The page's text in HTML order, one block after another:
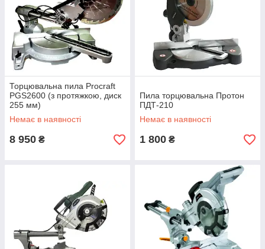
Торцювальна пила Procraft
PGS2600 (з протяжкою, диск
255 мм)
Немає в наявності
8 950 ₴
Пила торцювальна Протон
ПДТ-210
Немає в наявності
1 800 ₴